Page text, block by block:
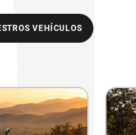
VEHÍCULOS